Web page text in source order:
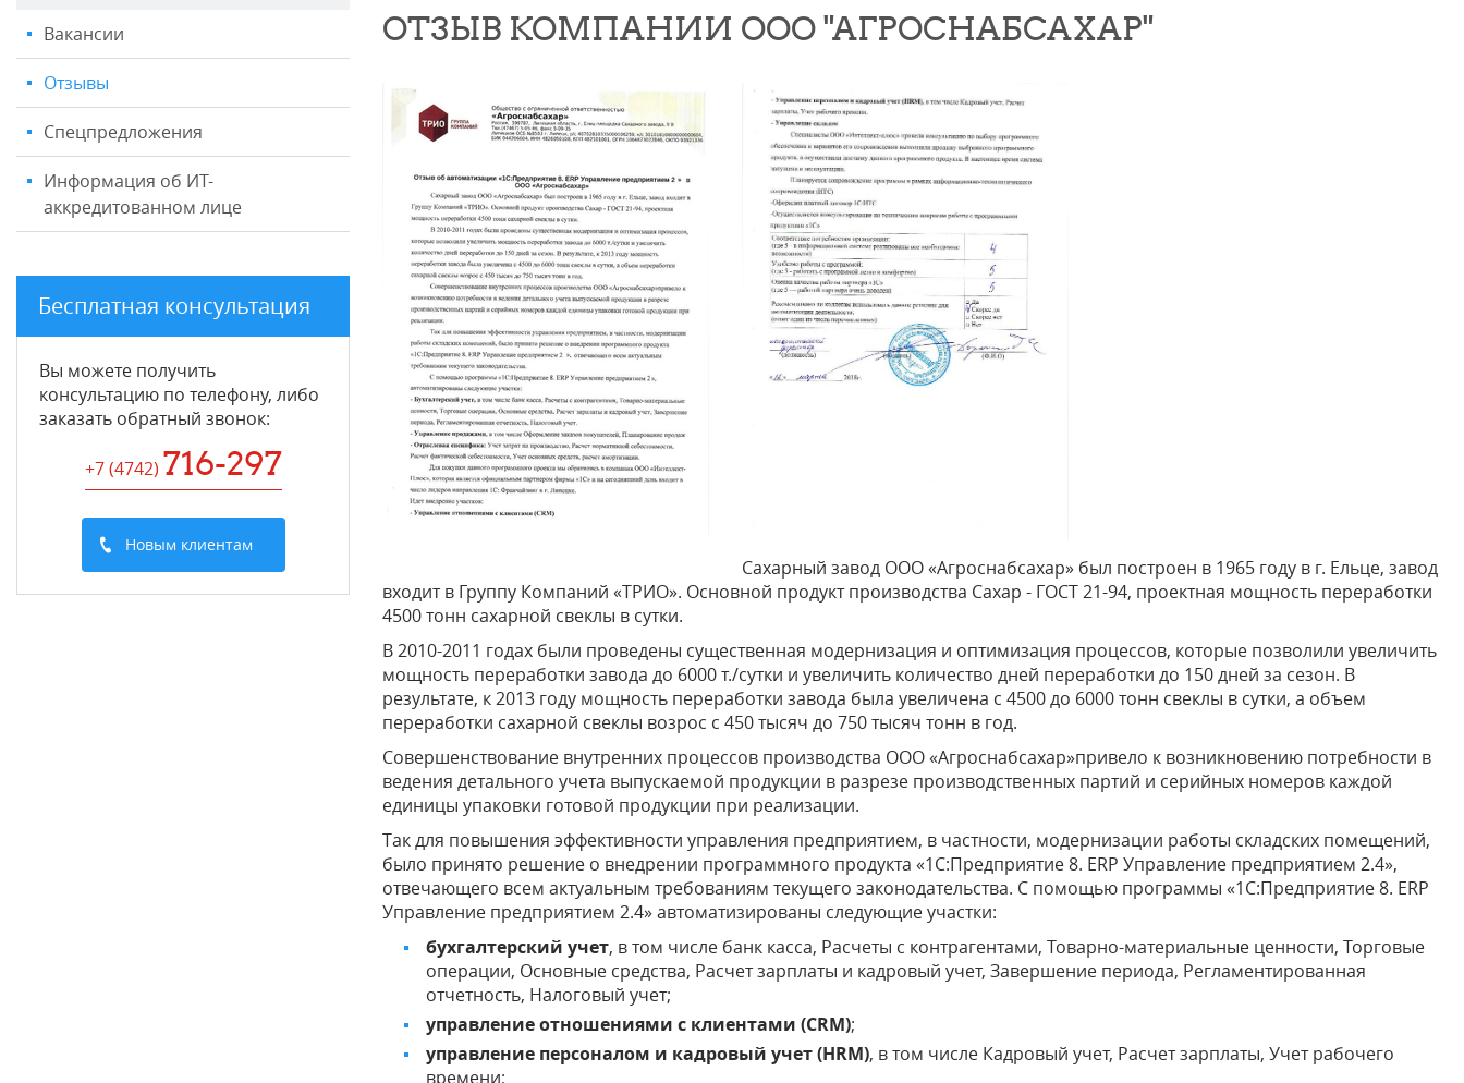
Вакансии
Отзывы
Спецпредложения
Информация об ИТ-
аккредитованном лице
Бесплатная консультация
Вы можете получить
консультацию по телефону, либо
заказать обратный звонок:
+7 (4742) 716-297
Новым клиентам
ОТЗЫВ КОМПАНИИ ООО "АГРОСНАБСАХАР"
Сахарный завод ООО «Агроснабсахар» был построен в 1965 году в г. Ельце, завод
входит в Группу Компаний «ТРИО». Основной продукт производства Сахар - ГОСТ 21-94, проектная мощность переработки
4500 тонн сахарной свеклы в сутки.
В 2010-2011 годах были проведены существенная модернизация и оптимизация процессов, которые позволили увеличить
мощность переработки завода до 6000 т./сутки и увеличить количество дней переработки до 150 дней за сезон. В
результате, к 2013 году мощность переработки завода была увеличена с 4500 до 6000 тонн свеклы в сутки, а объем
переработки сахарной свеклы возрос с 450 тысяч до 750 тысяч тонн в год.
Совершенствование внутренних процессов производства ООО «Агроснабсахар»привело к возникновению потребности в
ведения детального учета выпускаемой продукции в разрезе производственных партий и серийных номеров каждой
единицы упаковки готовой продукции при реализации.
Так для повышения эффективности управления предприятием, в частности, модернизации работы складских помещений,
было принято решение о внедрении программного продукта «1С:Предприятие 8. ERP Управление предприятием 2.4»,
отвечающего всем актуальным требованиям текущего законодательства. С помощью программы «1С:Предприятие 8. ERP
Управление предприятием 2.4» автоматизированы следующие участки:
бухгалтерский учет, в том числе банк касса, Расчеты с контрагентами, Товарно-материальные ценности, Торговые
операции, Основные средства, Расчет зарплаты и кадровый учет, Завершение периода, Регламентированная
отчетность, Налоговый учет;
управление отношениями с клиентами (CRM);
управление персоналом и кадровый учет (HRM), в том числе Кадровый учет, Расчет зарплаты, Учет рабочего
времени;